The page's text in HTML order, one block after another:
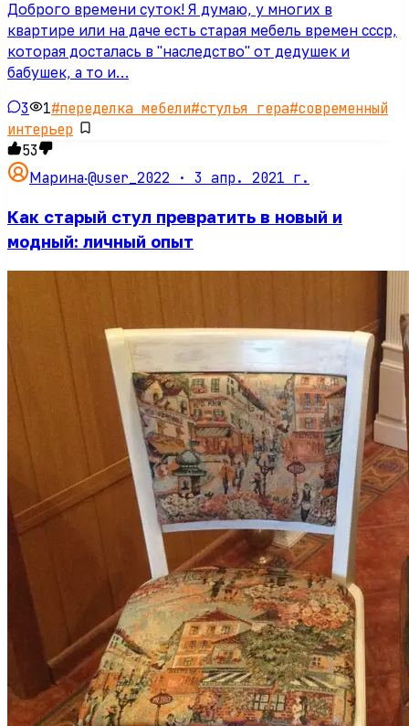
Доброго времени суток! Я думаю, у многих в
квартире или на даче есть старая мебель времен ссср,
которая досталась в "наследство" от дедушек и
бабушек, а то и…
3 1#переделка мебели#стулья гера#современный
интерьер
53
Марина·@user_2022 · 3 апр. 2021 г.
Как старый стул превратить в новый и
модный: личный опыт